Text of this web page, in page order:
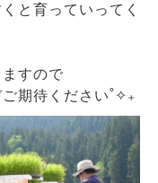
と育っていってく
すので
期待ください˚✧₊